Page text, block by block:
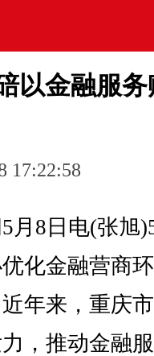
以金融服
17:22:58
8日电(张旭
化金融营商
年来，重庆
，推动金融